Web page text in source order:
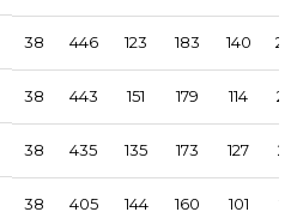
38 446 123 183 140
38 443 151 179 114
38 435 135 173 127
38 405 144 160 101